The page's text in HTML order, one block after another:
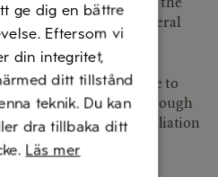
grounds for believing the
matters must be of general
concerns.
portal accessible to
Reports receive thorough
assurance and retaliation
ge dig en bättre
Eftersom vi
din integritet,
ditt tillstånd
teknik. Du kan
dra tillbaka ditt
Läs mer